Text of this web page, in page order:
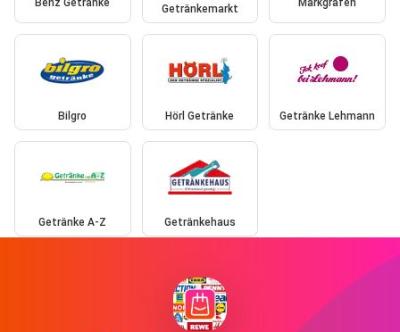
Benz Getränke
Getränkemarkt
Markgrafen
Bilgro Hörl Getränke Getränke Lehmann
Getränke A-Z Getränkehaus